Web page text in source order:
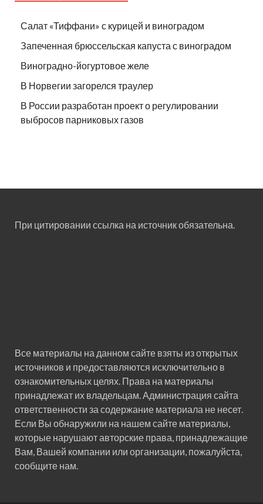
Салат «Тиффани» с курицей и виноградом
Запеченная брюссельская капуста с виноградом
Виноградно-йогуртовое желе
В Норвегии загорелся траулер
В России разработан проект о регулировании
выбросов парниковых газов
При цитировании ссылка на источник обязательна.
Все материалы на данном сайте взяты из открытых
источников и предоставляются исключительно в
ознакомительных целях. Права на материалы
принадлежат их владельцам. Администрация сайта
ответственности за содержание материала не несет.
Если Вы обнаружили на нашем сайте материалы,
которые нарушают авторские права, принадлежащие
Вам, Вашей компании или организации, пожалуйста,
сообщите нам.